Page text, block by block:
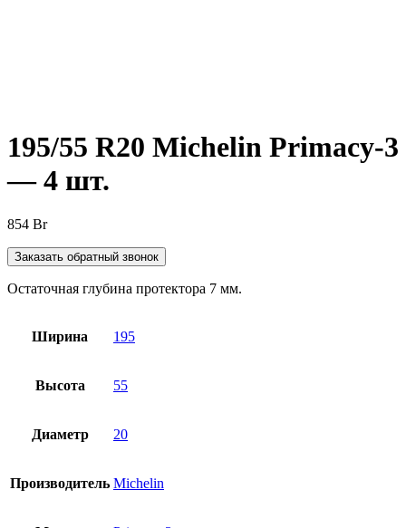
195/55 R20 Michelin Primaсy-3
— 4 шт.
854 Br
Заказать обратный звонок
Остаточная глубина протектора 7 мм.
Ширина 195
Высота 55
Диаметр 20
Производитель Michelin